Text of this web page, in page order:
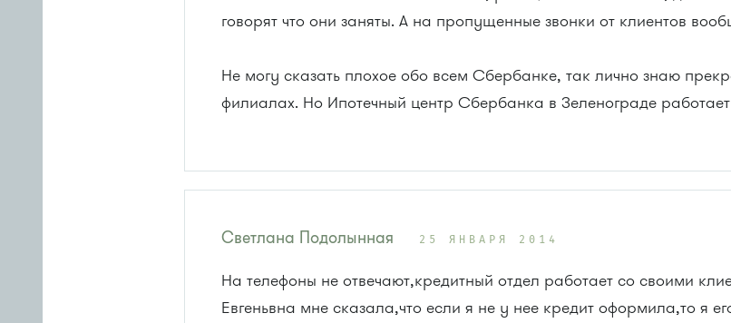
говорят что они заняты. А на пропущенные звонки от клиентов
Не могу сказать плохое обо всем Сбербанке, так лично знаю
филиалах. Но Ипотечный центр Сбербанка в Зеленограде
Светлана Подолынная 25 ЯНВАРЯ 2014
На телефоны не отвечают,кредитный отдел работает со своими
Евгеньвна мне сказала,что если я не у нее кредит оформила,то я